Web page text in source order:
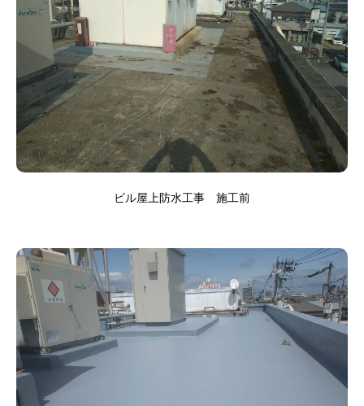
ビル屋上防水工事 施工前